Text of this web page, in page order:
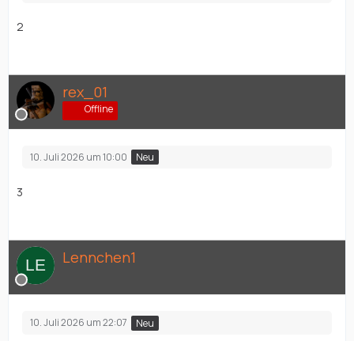
2
rex_01
Offline
10. Juli 2026 um 10:00 Neu
3
Lennchen1
10. Juli 2026 um 22:07 Neu